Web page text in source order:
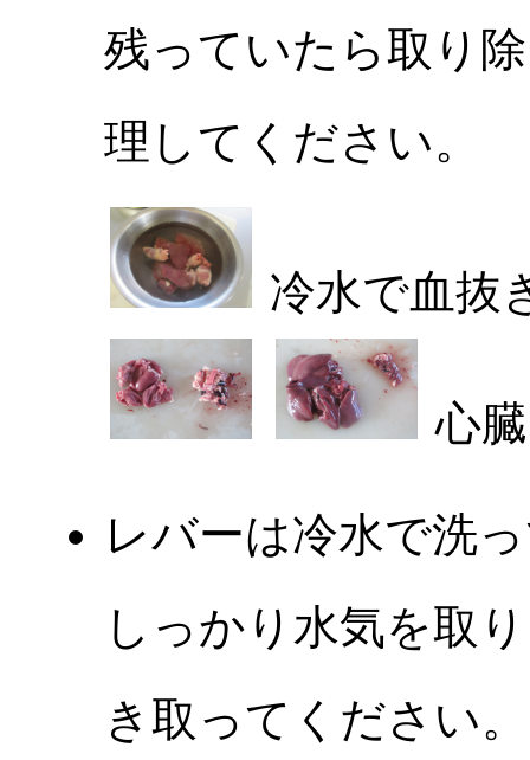
残っていたら取り
理してください。
冷水で血抜
心
レバーは冷水で洗
しっかり水気を取
き取ってください